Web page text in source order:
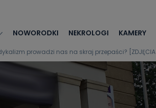
NOWORODKI NEKROLOGI KAMERY
prowadzi nas na skraj przepaści? [ZDJĘCIA]